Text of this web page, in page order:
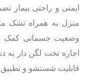
ایمنی و راحتی بیمار
منزل به همراه تشک
وضعیت جسمانی کمک
اجاره تخت لگن دار به
قابلیت شستشو و تطبیق